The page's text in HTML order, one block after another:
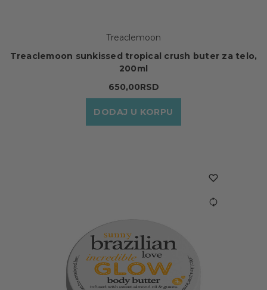
Treaclemoon
Treaclemoon sunkissed tropical crush buter za telo,
200ml
650,00RSD
DODAJ U KORPU